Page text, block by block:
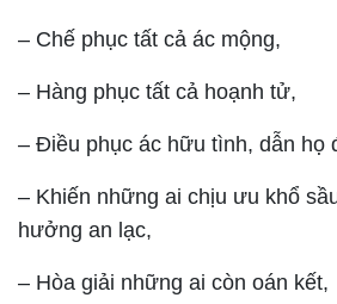
– Chế phục tất cả ác mộng,
– Hàng phục tất cả hoạnh tử,
– Điều phục ác hữu tình, dẫn họ
– Khiến những ai chịu ưu khổ
hưởng an lạc,
– Hòa giải những ai còn oán kết,